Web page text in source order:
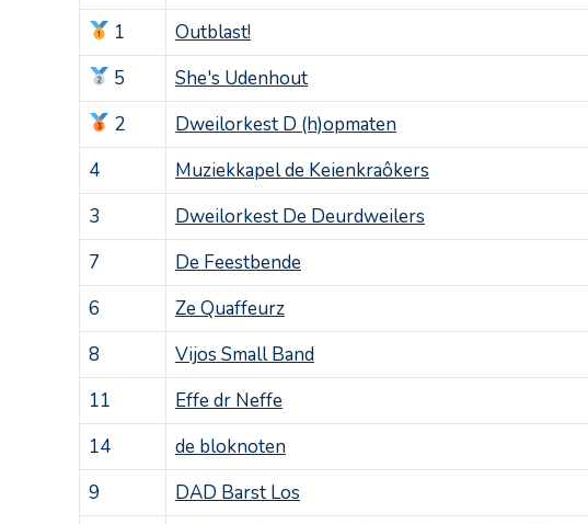
1
Outblast!
5
She's Udenhout
2
Dweilorkest D (h)opmaten
4
Muziekkapel de Keienkraôkers
3
Dweilorkest De Deurdweilers
7
De Feestbende
6
Ze Quaffeurz
8
Vijos Small Band
11
Effe dr Neffe
14
de bloknoten
9
DAD Barst Los